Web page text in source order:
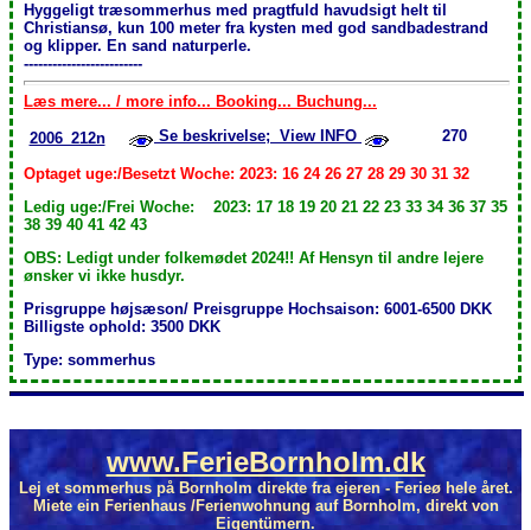
Hyggeligt træsommerhus med pragtfuld havudsigt helt til
Christiansø, kun 100 meter fra kysten med god sandbadestrand
og klipper. En sand naturperle.
-------------------------
Læs mere... / more info... Booking... Buchung...
2006_212n Se beskrivelse; View INFO 270
Optaget uge:/Besetzt Woche: 2023: 16 24 26 27 28 29 30 31 32
Ledig uge:/Frei Woche: 2023: 17 18 19 20 21 22 23 33 34 36 37 35
38 39 40 41 42 43
OBS: Ledigt under folkemødet 2024!! Af Hensyn til andre lejere
ønsker vi ikke husdyr.
Prisgruppe højsæson/ Preisgruppe Hochsaison: 6001-6500 DKK
Billigste ophold: 3500 DKK
Type: sommerhus
www.FerieBornholm.dk
Lej et sommerhus på Bornholm direkte fra ejeren - Ferieø hele året.
Miete ein Ferienhaus /Ferienwohnung auf Bornholm, direkt von
Eigentümern.